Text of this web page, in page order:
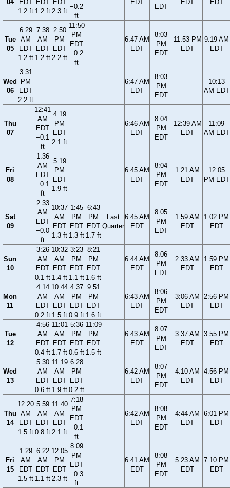
04
EDT
1.2 ft
EDT
1.2 ft
EDT
2.3 ft
−0.2
ft
EDT
EDT
EDT
EDT
Tue
05
6:29
AM
EDT
1.2 ft
7:38
AM
EDT
1.2 ft
2:50
PM
EDT
2.2 ft
11:50
PM
EDT
−0.2
ft
6:47 AM
EDT
8:03
PM
EDT
11:53 PM
EDT
9:19 AM
EDT
Wed
06
3:31
PM
EDT
2.2 ft
6:47 AM
EDT
8:03
PM
EDT
10:13
AM EDT
Thu
07
12:41
AM
EDT
−0.1
ft
4:19
PM
EDT
2.1 ft
6:46 AM
EDT
8:04
PM
EDT
12:39 AM
EDT
11:09
AM EDT
Fri
08
1:36
AM
EDT
−0.1
ft
5:19
PM
EDT
1.9 ft
6:45 AM
EDT
8:04
PM
EDT
1:21 AM
EDT
12:05
PM EDT
Sat
09
2:33
AM
EDT
−0.0
ft
10:37
AM
EDT
1.3 ft
1:45
PM
EDT
1.3 ft
6:43
PM
EDT
1.7 ft
Last
Quarter
6:45 AM
EDT
8:05
PM
EDT
1:59 AM
EDT
1:02 PM
EDT
Sun
10
3:26
AM
EDT
0.1 ft
10:32
AM
EDT
1.4 ft
3:23
PM
EDT
1.1 ft
8:21
PM
EDT
1.6 ft
6:44 AM
EDT
8:06
PM
EDT
2:33 AM
EDT
1:59 PM
EDT
Mon
11
4:14
AM
EDT
0.2 ft
10:44
AM
EDT
1.5 ft
4:37
PM
EDT
0.9 ft
9:51
PM
EDT
1.6 ft
6:43 AM
EDT
8:06
PM
EDT
3:06 AM
EDT
2:56 PM
EDT
Tue
12
4:56
AM
EDT
0.4 ft
11:01
AM
EDT
1.7 ft
5:36
PM
EDT
0.6 ft
11:09
PM
EDT
1.5 ft
6:43 AM
EDT
8:07
PM
EDT
3:37 AM
EDT
3:55 PM
EDT
Wed
13
5:30
AM
EDT
0.6 ft
11:19
AM
EDT
1.9 ft
6:28
PM
EDT
0.2 ft
6:42 AM
EDT
8:07
PM
EDT
4:10 AM
EDT
4:56 PM
EDT
Thu
14
12:20
AM
EDT
1.5 ft
5:59
AM
EDT
0.8 ft
11:40
AM
EDT
2.1 ft
7:18
PM
EDT
−0.1
ft
6:42 AM
EDT
8:08
PM
EDT
4:44 AM
EDT
6:01 PM
EDT
Fri
15
1:29
AM
EDT
1.5 ft
6:22
AM
EDT
1.1 ft
12:05
PM
EDT
2.3 ft
8:09
PM
EDT
−0.3
ft
6:41 AM
EDT
8:08
PM
EDT
5:23 AM
EDT
7:10 PM
EDT